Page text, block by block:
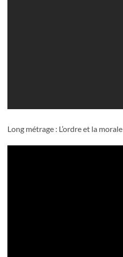
Long métrage : L’ordre et la morale